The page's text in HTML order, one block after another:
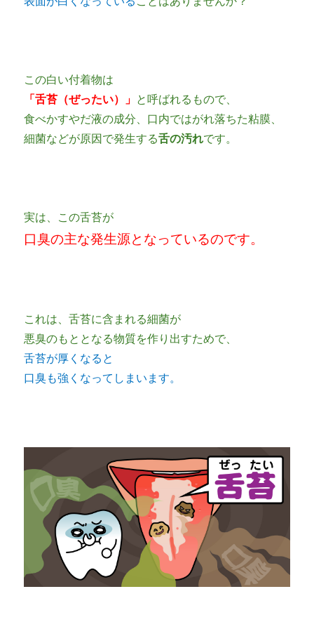
この白い付着物は
「舌苔（ぜったい）」 と呼ばれるもので、
食べかすやだ液の成分、口内ではがれ落ちた粘膜、
細菌などが原因で発生する舌の汚れです。
実は、この舌苔が
口臭の主な発生源となっているのです。
これは、舌苔に含まれる細菌が
悪臭のもととなる物質を作り出すためで、
舌苔が厚くなると
口臭も強くなってしまいます。